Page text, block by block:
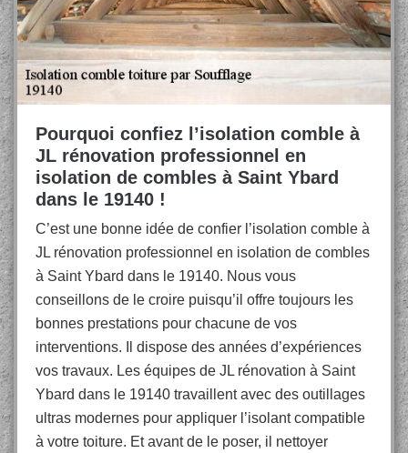
Pourquoi confiez l’isolation comble à
JL rénovation professionnel en
isolation de combles à Saint Ybard
dans le 19140 !
C’est une bonne idée de confier l’isolation comble à
JL rénovation professionnel en isolation de combles
à Saint Ybard dans le 19140. Nous vous
conseillons de le croire puisqu’il offre toujours les
bonnes prestations pour chacune de vos
interventions. Il dispose des années d’expériences
vos travaux. Les équipes de JL rénovation à Saint
Ybard dans le 19140 travaillent avec des outillages
ultras modernes pour appliquer l’isolant compatible
à votre toiture. Et avant de le poser, il nettoyer